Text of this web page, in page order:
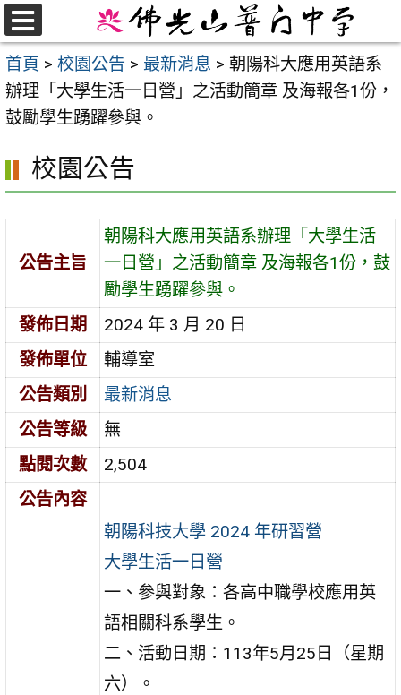
跳
至
主
要
內
首頁 > 校園公告 > 最新消息 > 朝陽科大應用英語系
辦理「大學生活一日營」之活動簡章 及海報各1份，
鼓勵學生踴躍參與。
校園公告
公告主旨
朝陽科大應用英語系辦理「大學生活
一日營」之活動簡章 及海報各1份，鼓
勵學生踴躍參與。
發佈日期
2024 年 3 月 20 日
發佈單位
輔導室
公告類別
最新消息
公告等級
無
點閱次數
2,504
公告內容
朝陽科技大學 2024 年研習營
大學生活一日營
一、參與對象：各高中職學校應用英
語相關科系學生。
二、活動日期：113年5月25日（星期
六）。
選
單